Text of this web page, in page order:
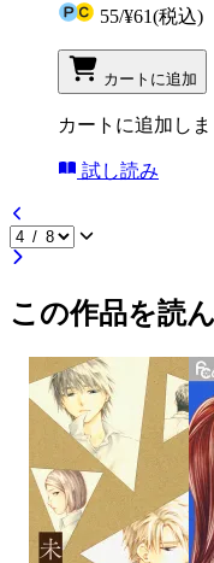
55/¥61(税込)
カートに追加
カートに追加しま
試し読み
この作品を読